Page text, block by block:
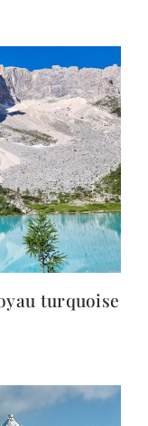
turquoise